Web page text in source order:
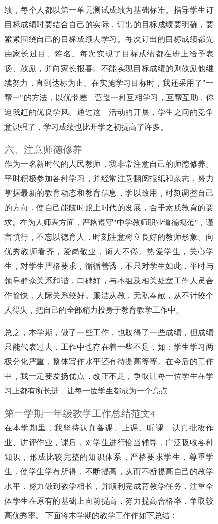
绩，每个人都以第一单元测试成绩为基础标准。指导学生订
目标成绩时要结合自己的实际，订出的目标成绩要明确，要
紧紧围绕自己的目标成绩去学习。每次订出的目标成绩都先
由家长过目、签名。每次实现了目标成绩都在班上给予表
扬、鼓励，并向家长报喜。不能实现目标成绩的则鼓励他继
续努力，直到达标为止。在实施学习目标时，我还采用了"一
帮一"的方法，以优带差，营造一种互相学习，互帮互助，你
追我赶的优良学风。通过这一活动的开展，学生之间的竞争
意识强了，学习成绩也比开学之初提高了许多。
六、注意师德修养
作为一名新时代的人民教师，我非常注意自己的师德修养。
平时积极参加各种学习，并经常注意翻阅报纸和杂志，努力
掌握最新的教育动态和教育信息，学以致用，时刻调整自己
的方向，使自己能随时跟上时代的发展，合乎素质教育的要
求。在为人师表方面，严格遵守"中学教师职业道德规范"，谨
言慎行，不忘以德育人，时刻注意树立良好的教师形象。向
优秀教师看齐，爱岗敬业，诲人不倦。热爱学生，关心学
生，对学生严格要求，循循善诱，不只对学生如此，平时与
领导群众关系和谐，口碑好，与本组及相关处室工作人员合
作愉快，人际关系较好。廉洁从教，无私奉献，从不计较个
人得失，把自己的全部精力投身于教育教学工作中。
总之，本学期，做了一些工作，也取得了一些成绩，但成绩
只能代表过去，工作中也存在着一些不足，如：学生学习两
极分化严重，整体写作水平还有待提高等等。在今后的工作
中，我一定要发扬优点，改正不足，争取让每一位学生在学
习上都有所长进，让每一位学生都成为一个亮点
第一学期一年级教学工作总结范文4
在本学期里，我坚持认真备课、上课、听课，认真批改作
业、讲评作业，课后，对学生进行恰当辅导，广泛吸收各种
知识，形成比较完整的知识体系，严格要求学生，尊重学
生，使学生学有所得，不断提高，从而不断提高自己的教学
水平，努力做到教学相长，并顺利完成育教学任务，注重全
体学生在原有的基础上向前提高，努力提高合格率，争取较
高优秀率。 下面将本学期的教学工作作如下总结：